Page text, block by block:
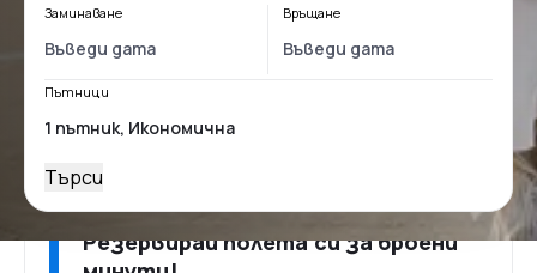
Заминаване Връщане
Пътници
Търси
Резервирай полета си за броени